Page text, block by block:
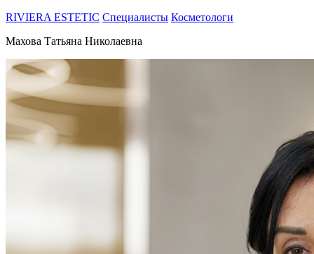
RIVIERA ESTETIC Специалисты Косметологи
Махова Татьяна Николаевна